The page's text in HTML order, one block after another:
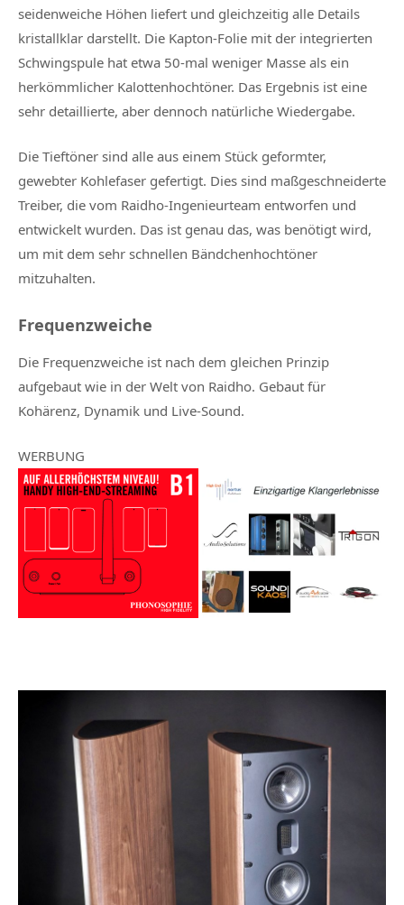
seidenweiche Höhen liefert und gleichzeitig alle Details
kristallklar darstellt. Die Kapton-Folie mit der integrierten
Schwingspule hat etwa 50-mal weniger Masse als ein
herkömmlicher Kalottenhochtöner. Das Ergebnis ist eine
sehr detaillierte, aber dennoch natürliche Wiedergabe.
Die Tieftöner sind alle aus einem Stück geformter,
gewebter Kohlefaser gefertigt. Dies sind maßgeschneiderte
Treiber, die vom Raidho-Ingenieurteam entworfen und
entwickelt wurden. Das ist genau das, was benötigt wird,
um mit dem sehr schnellen Bändchenhochtöner
mitzuhalten.
Frequenzweiche
Die Frequenzweiche ist nach dem gleichen Prinzip
aufgebaut wie in der Welt von Raidho. Gebaut für
Kohärenz, Dynamik und Live-Sound.
WERBUNG